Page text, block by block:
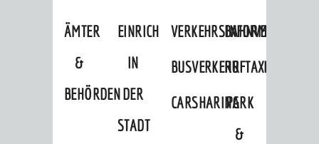
ÄMTER
&
BEHÖRDEN
EINRICHTUNGEN
IN
DER
STADT
VERKEHRSINFORMATIONEN
BAHNVERKEHR
BUSVERKEHRRUFTAXI
CARSHARINGPARK
&